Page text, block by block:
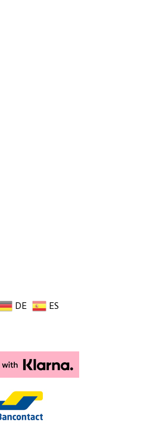
DE ES